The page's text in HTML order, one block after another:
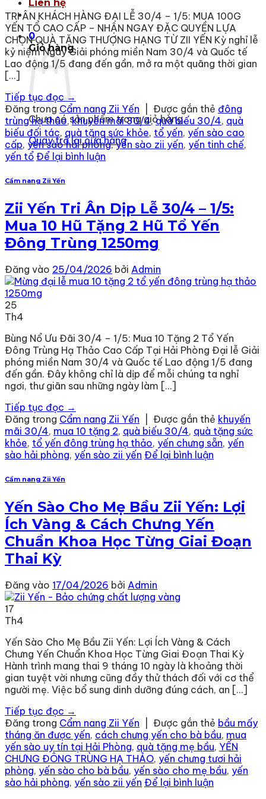
Liên hệ
0
Giỏ hàng
Chưa có sản phẩm trong giỏ hàng.
Quay trở lại cửa hàng
TRI ÂN KHÁCH HÀNG ĐẠI LỄ 30/4 – 1/5: MUA 100G
YẾN TỔ CAO CẤP – NHẬN NGAY ĐẶC QUYỀN LỰA
CHỌN QUÀ TẶNG THƯỢNG HẠNG TỪ ZII YẾN Kỳ nghỉ lễ
kỷ niệm Ngày Giải phóng miền Nam 30/4 và Quốc tế
Lao động 1/5 đang đến gần, mở ra một quãng thời gian
[…]
Tiếp tục đọc →
Đăng trong Cẩm nang Zii Yến Được gắn thẻ đông
trùng hạ thảo,khuyến mãi 30/4,quà biếu 30/4, quà
biếu đối tác, quà tặng sức khỏe, tổ yến, yến sào cao
cấp, yến sào hải phòng,yến sào zii yến, yến tinh chế,
yến tổ Để lại bình luận
Cẩm nang Zii Yến
Zii Yến Tri Ân Dịp Lễ 30/4 – 1/5:
Mua 10 Hũ Tặng 2 Hũ Tổ Yến
Đông Trùng 1250mg
Đăng vào 25/04/2026 bởi Admin
25
Th4
Bùng Nổ Ưu Đãi 30/4 – 1/5: Mua 10 Tặng 2 Tổ Yến
Đông Trùng Hạ Thảo Cao Cấp Tại Hải Phòng Đại lễ Giải
phóng miền Nam 30/4 và Quốc tế Lao động 1/5 đang
đến gần. Đây không chỉ là dịp để mỗi chúng ta nghỉ
ngơi, thư giãn sau những ngày làm […]
Tiếp tục đọc →
Đăng trong Cẩm nang Zii Yến Được gắn thẻ khuyến
mãi 30/4, mua 10 tặng 2, quà biếu 30/4, quà tặng sức
khỏe, tổ yến đông trùng hạ thảo, yến chưng sẵn, yến
sào hải phòng, yến sào zii yến Để lại bình luận
Cẩm nang Zii Yến
Yến Sào Cho Mẹ Bầu Zii Yến: Lợi
Ích Vàng & Cách Chưng Yến
Chuẩn Khoa Học Từng Giai Đoạn
Thai Kỳ
Đăng vào 17/04/2026 bởi Admin
17
Th4
Yến Sào Cho Mẹ Bầu Zii Yến: Lợi Ích Vàng & Cách
Chưng Yến Chuẩn Khoa Học Từng Giai Đoạn Thai Kỳ
Hành trình mang thai 9 tháng 10 ngày là khoảng thời
gian tuyệt vời nhưng cũng đầy thử thách đối với cơ thể
người mẹ. Việc bổ sung dinh dưỡng đúng cách, an […]
Tiếp tục đọc →
Đăng trong Cẩm nang Zii Yến Được gắn thẻ bầu mấy
tháng ăn được yến, cách chưng yến cho bà bầu, mua
yến sào uy tín tại Hải Phòng, quà tặng mẹ bầu, YẾN
CHƯNG ĐÔNG TRÙNG HẠ THẢO, yến chưng tươi hải
phòng, yến sào cho bà bầu, yến sào cho mẹ bầu, yến
sào hải phòng, yến sào zii yến Để lại bình luận